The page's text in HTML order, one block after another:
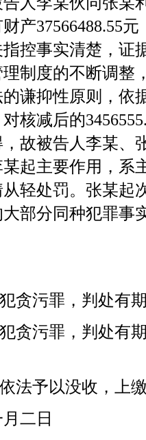
产37566488.55元
控事实清楚，证
制度的不断调整
谦抑性原则，依
核减后的
故被告人李某、
起主要作用，系
轻处罚。张某起
部分同种犯罪事
贪污罪，判处有
贪污罪，判处有
法予以没收，上
二日